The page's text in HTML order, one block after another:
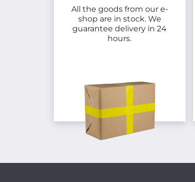
All the goods from our e-
shop are in stock. We
guarantee delivery in 24
hours.